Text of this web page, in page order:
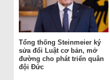
Tổng thống Steinmeier ký
sửa đổi Luật cơ bản, mở
đường cho phát triển quân
đội Đức